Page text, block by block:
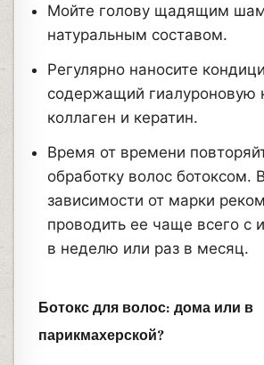
Мойте голову щадящим
натуральным составом.
Регулярно наносите
содержащий гиалуроновую
коллаген и кератин.
Время от времени
обработку волос ботоксом. В
зависимости от марки
проводить ее чаще всего с
в неделю или раз в месяц.
Ботокс для волос: дома или в
парикмахерской?